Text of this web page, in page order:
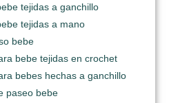
tejidas a ganchillo
tejidas a mano
bebe
bebe tejidas en crochet
bebes hechas a ganchillo
paseo bebe